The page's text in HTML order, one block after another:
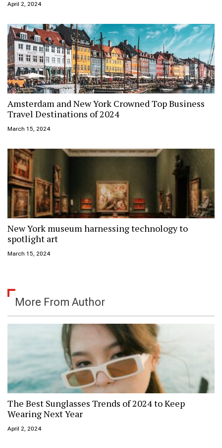
April 2, 2024
Amsterdam and New York Crowned Top Business
Travel Destinations of 2024
March 15, 2024
New York museum harnessing technology to
spotlight art
March 15, 2024
More From Author
The Best Sunglasses Trends of 2024 to Keep
Wearing Next Year
April 2, 2024